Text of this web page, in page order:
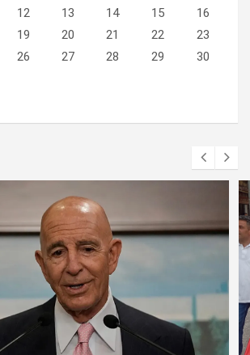
12 13 14 15
16
19 20 21 22
23
26 27 28 29
30